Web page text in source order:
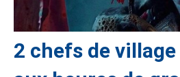
2 chefs de